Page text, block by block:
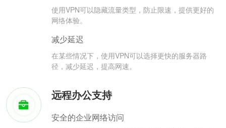
使用VPN可以隐藏流量类型，防止限速，提供更好的
网络体验。
减少延迟
在某些情况下，使用VPN可以选择更快的服务器路
径，减少延迟，提高网速。
远程办公支持
安全的企业网络访问